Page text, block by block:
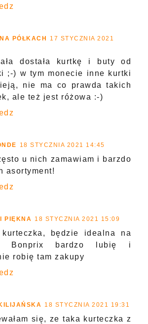
PÓŁKACH
17 STYCZNIA 2021
dostała kurtkę i buty od
;-) w tym monecie inne kurtki
nie ma co prawda takich
ale też jest różowa :-)
18 STYCZNIA 2021 14:45
u nich zamawiam i barzdo
asortyment!
PIĘKNA 18 STYCZNIA 2021 15:09
będzie idealna na
Bonprix bardzo lubię i
robię tam zakupy
18 STYCZNIA 2021 19:31
się, ze taka kurteczka z